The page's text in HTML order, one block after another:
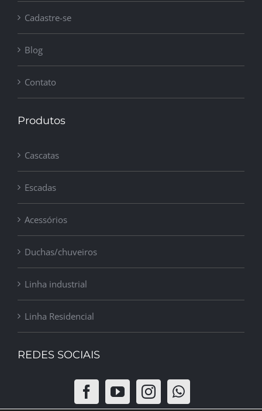
Cadastre-se
Blog
Contato
Produtos
Cascatas
Escadas
Acessórios
Duchas/chuveiros
Linha industrial
Linha Residencial
REDES SOCIAIS